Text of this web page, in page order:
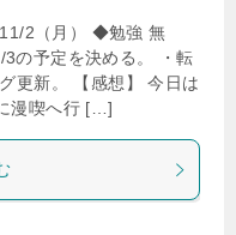
2（月） ◆勉強 無
の予定を決める。 ・転
更新。 【感想】 今日は
漫喫へ行 […]